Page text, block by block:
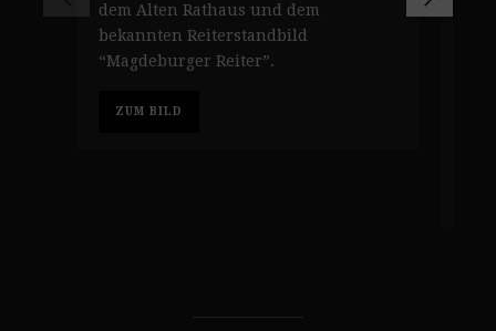
dem Alten Rathaus und dem
bekannten Reiterstandbild
“Magdeburger Reiter”.
ZUM BILD